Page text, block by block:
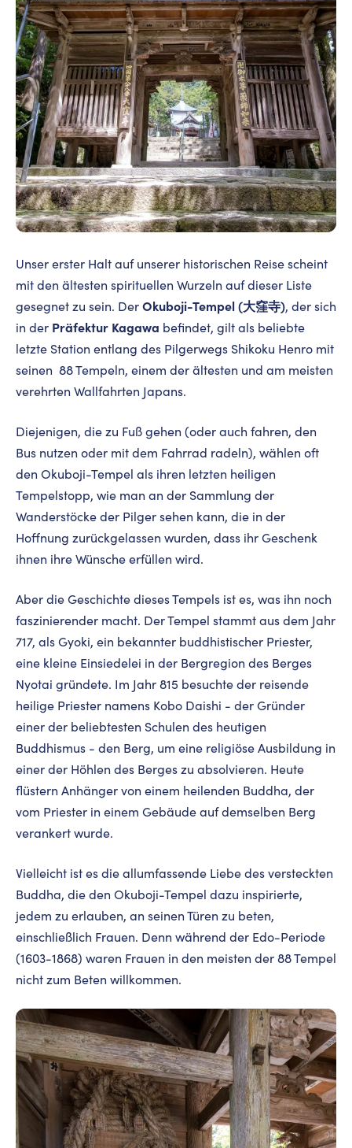
Unser erster Halt auf unserer historischen Reise scheint
mit den ältesten spirituellen Wurzeln auf dieser Liste
gesegnet zu sein. DerOkuboji-Tempel (大窪寺), der sich
in der Präfektur Kagawa befindet, gilt als beliebte
letzte Station entlang des Pilgerwegs Shikoku Henro mit
seinen 88 Tempeln, einem der ältesten und am meisten
verehrten Wallfahrten Japans.
Diejenigen, die zu Fuß gehen (oder auch fahren, den
Bus nutzen oder mit dem Fahrrad radeln), wählen oft
den Okuboji-Tempel als ihren letzten heiligen
Tempelstopp, wie man an der Sammlung der
Wanderstöcke der Pilger sehen kann, die in der
Hoffnung zurückgelassen wurden, dass ihr Geschenk
ihnen ihre Wünsche erfüllen wird.
Aber die Geschichte dieses Tempels ist es, was ihn noch
faszinierender macht. Der Tempel stammt aus dem Jahr
717, als Gyoki, ein bekannter buddhistischer Priester,
eine kleine Einsiedelei in der Bergregion des Berges
Nyotai gründete. Im Jahr 815 besuchte der reisende
heilige Priester namens Kobo Daishi - der Gründer
einer der beliebtesten Schulen des heutigen
Buddhismus - den Berg, um eine religiöse Ausbildung in
einer der Höhlen des Berges zu absolvieren. Heute
flüstern Anhänger von einem heilenden Buddha, der
vom Priester in einem Gebäude auf demselben Berg
verankert wurde.
Vielleicht ist es die allumfassende Liebe des versteckten
Buddha, die den Okuboji-Tempel dazu inspirierte,
jedem zu erlauben, an seinen Türen zu beten,
einschließlich Frauen. Denn während der Edo-Periode
(1603-1868) waren Frauen in den meisten der 88 Tempel
nicht zum Beten willkommen.